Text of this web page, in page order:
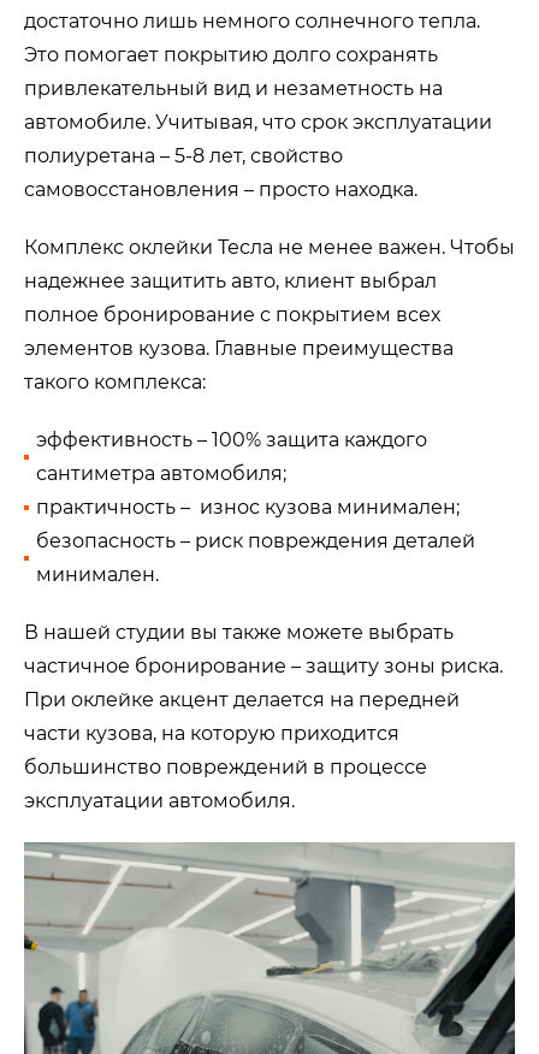
достаточно лишь немного солнечного тепла.
Это помогает покрытию долго сохранять
привлекательный вид и незаметность на
автомобиле. Учитывая, что срок эксплуатации
полиуретана – 5-8 лет, свойство
самовосстановления – просто находка.
Комплекс оклейки Тесла не менее важен. Чтобы
надежнее защитить авто, клиент выбрал
полное бронирование с покрытием всех
элементов кузова. Главные преимущества
такого комплекса:
эффективность – 100% защита каждого
сантиметра автомобиля;
практичность – износ кузова минимален;
безопасность – риск повреждения деталей
минимален.
В нашей студии вы также можете выбрать
частичное бронирование – защиту зоны риска.
При оклейке акцент делается на передней
части кузова, на которую приходится
большинство повреждений в процессе
эксплуатации автомобиля.